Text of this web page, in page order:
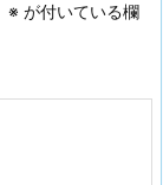
※ が付いている欄